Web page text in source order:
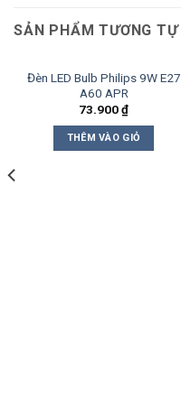
SẢN PHẨM TƯƠNG TỰ
Đèn LED Bulb Philips 9W E27
A60 APR
73.900₫
THÊM VÀO GIỎ